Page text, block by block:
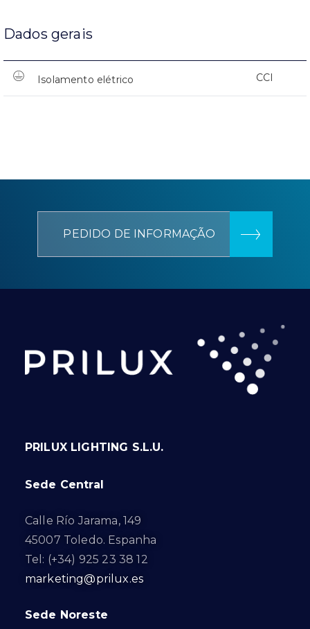
Dados gerais
Isolamento elétrico CCI
PEDIDO DE INFORMAÇÃO
PRILUX LIGHTING S.L.U.
Sede Central
Calle Río Jarama, 149
45007 Toledo. Espanha
Tel: (+34) 925 23 38 12
marketing@prilux.es
Sede Noreste